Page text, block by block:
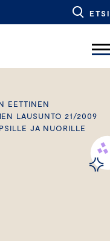
ETSI
EETTINEN
LAUSUNTO 21/2009
JA NUORILLE